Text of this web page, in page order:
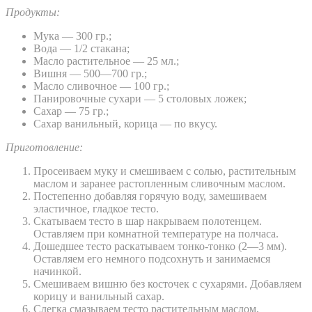
Продукты:
Мука — 300 гр.;
Вода — 1/2 стакана;
Масло растительное — 25 мл.;
Вишня — 500—700 гр.;
Масло сливочное — 100 гр.;
Панировочные сухари — 5 столовых ложек;
Сахар — 75 гр.;
Сахар ванильный, корица — по вкусу.
Приготовление:
Просеиваем муку и смешиваем с солью, растительным
маслом и заранее растопленным сливочным маслом.
Постепенно добавляя горячую воду, замешиваем
эластичное, гладкое тесто.
Скатываем тесто в шар накрываем полотенцем.
Оставляем при комнатной температуре на полчаса.
Дошедшее тесто раскатываем тонко-тонко (2—3 мм).
Оставляем его немного подсохнуть и занимаемся
начинкой.
Смешиваем вишню без косточек с сухарями. Добавляем
корицу и ванильный сахар.
Слегка смазываем тесто растительным маслом,